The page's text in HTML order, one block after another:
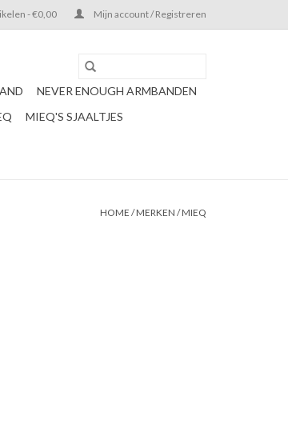
- €0,00 Mijn account / Registreren
NEVER ENOUGH ARMBANDEN
MIEQ'S SJAALTJES
HOME /MERKEN /MIEQ